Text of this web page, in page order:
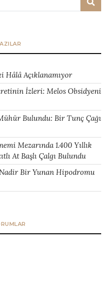
Hâlâ Açıklanamıyor
İzleri: Melos Obsidyeni
Bulundu: Bir Tunç Çağı
Mezarında 1.400 Yıllık
At Başlı Çalgı Bulundu
Bir Yunan Hipodromu